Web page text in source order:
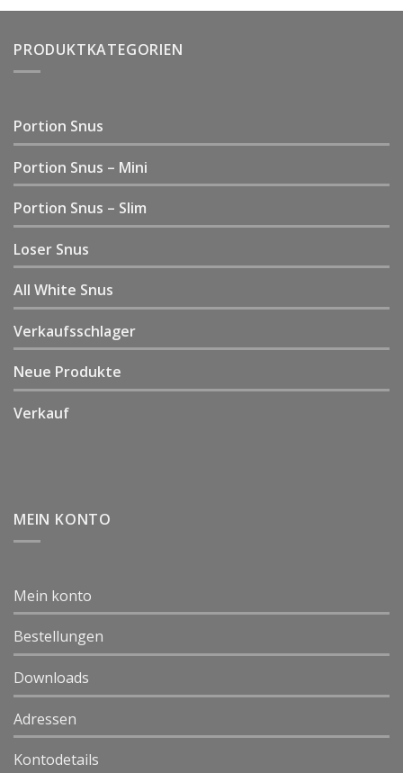
PRODUKTKATEGORIEN
Portion Snus
Portion Snus – Mini
Portion Snus – Slim
Loser Snus
All White Snus
Verkaufsschlager
Neue Produkte
Verkauf
MEIN KONTO
Mein konto
Bestellungen
Downloads
Adressen
Kontodetails